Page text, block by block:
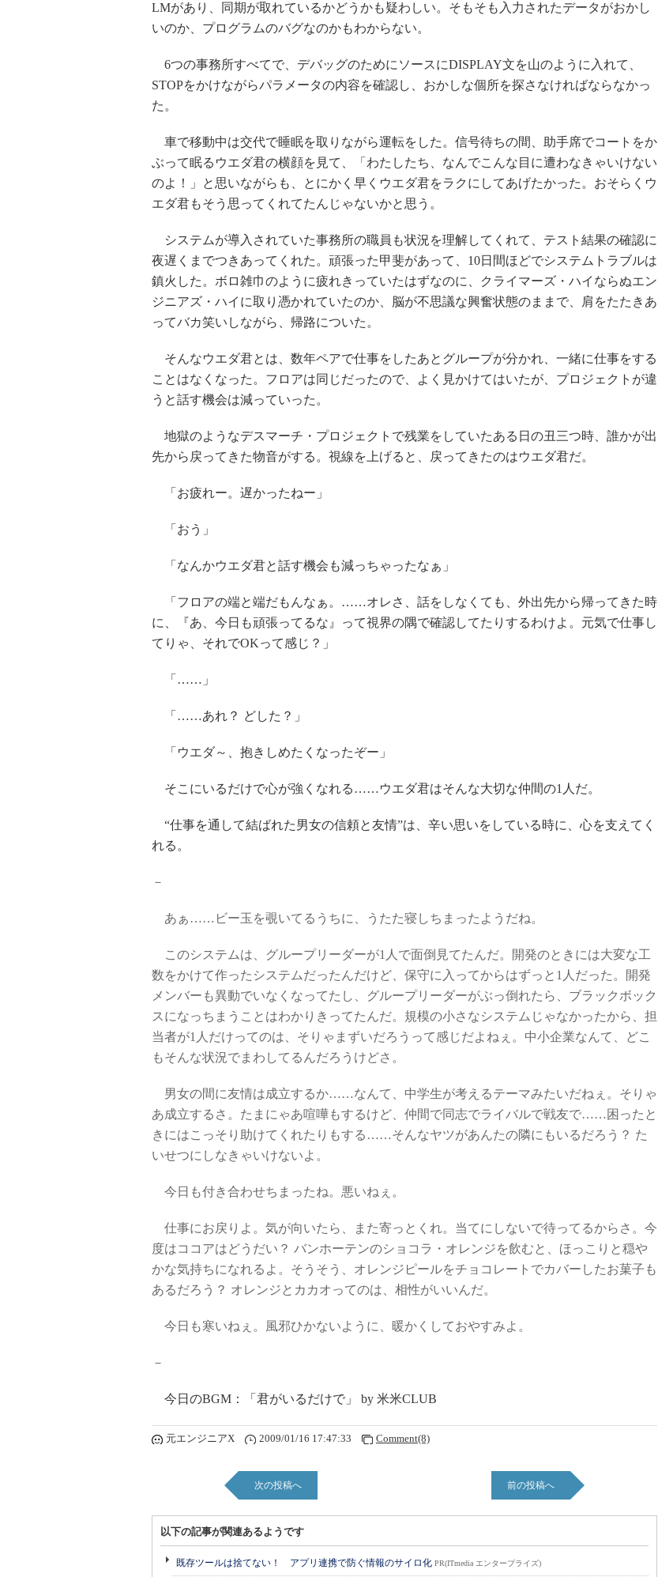
LMがあり、同期が取れているかどうかも疑わしい。そもそも入力されたデータがおかし
いのか、プログラムのバグなのかもわからない。
6つの事務所すべてで、デバッグのためにソースにDISPLAY文を山のように入れて、
STOPをかけながらパラメータの内容を確認し、おかしな個所を探さなければならなかっ
た。
車で移動中は交代で睡眠を取りながら運転をした。信号待ちの間、助手席でコートをか
ぶって眠るウエダ君の横顔を見て、「わたしたち、なんでこんな目に遭わなきゃいけない
のよ！」と思いながらも、とにかく早くウエダ君をラクにしてあげたかった。おそらくウ
エダ君もそう思ってくれてたんじゃないかと思う。
システムが導入されていた事務所の職員も状況を理解してくれて、テスト結果の確認に
夜遅くまでつきあってくれた。頑張った甲斐があって、10日間ほどでシステムトラブルは
鎮火した。ボロ雑巾のように疲れきっていたはずなのに、クライマーズ・ハイならぬエン
ジニアズ・ハイに取り憑かれていたのか、脳が不思議な興奮状態のままで、肩をたたきあ
ってバカ笑いしながら、帰路についた。
そんなウエダ君とは、数年ペアで仕事をしたあとグループが分かれ、一緒に仕事をする
ことはなくなった。フロアは同じだったので、よく見かけてはいたが、プロジェクトが違
うと話す機会は減っていった。
地獄のようなデスマーチ・プロジェクトで残業をしていたある日の丑三つ時、誰かが出
先から戻ってきた物音がする。視線を上げると、戻ってきたのはウエダ君だ。
「お疲れー。遅かったねー」
「おう」
「なんかウエダ君と話す機会も減っちゃったなぁ」
「フロアの端と端だもんなぁ。……オレさ、話をしなくても、外出先から帰ってきた時
に、『あ、今日も頑張ってるな』って視界の隅で確認してたりするわけよ。元気で仕事し
てりゃ、それでOKって感じ？」
「……」
「……あれ？ どした？」
「ウエダ～、抱きしめたくなったぞー」
そこにいるだけで心が強くなれる……ウエダ君はそんな大切な仲間の1人だ。
“仕事を通して結ばれた男女の信頼と友情”は、辛い思いをしている時に、心を支えてく
れる。
－
あぁ……ビー玉を覗いてるうちに、うたた寝しちまったようだね。
このシステムは、グループリーダーが1人で面倒見てたんだ。開発のときには大変な工
数をかけて作ったシステムだったんだけど、保守に入ってからはずっと1人だった。開発
メンバーも異動でいなくなってたし、グループリーダーがぶっ倒れたら、ブラックボック
スになっちまうことはわかりきってたんだ。規模の小さなシステムじゃなかったから、担
当者が1人だけってのは、そりゃまずいだろうって感じだよねぇ。中小企業なんて、どこ
もそんな状況でまわしてるんだろうけどさ。
男女の間に友情は成立するか……なんて、中学生が考えるテーマみたいだねぇ。そりゃ
あ成立するさ。たまにゃあ喧嘩もするけど、仲間で同志でライバルで戦友で……困ったと
きにはこっそり助けてくれたりもする……そんなヤツがあんたの隣にもいるだろう？ た
いせつにしなきゃいけないよ。
今日も付き合わせちまったね。悪いねぇ。
仕事にお戻りよ。気が向いたら、また寄っとくれ。当てにしないで待ってるからさ。今
度はココアはどうだい？ バンホーテンのショコラ・オレンジを飲むと、ほっこりと穏や
かな気持ちになれるよ。そうそう、オレンジピールをチョコレートでカバーしたお菓子も
あるだろう？ オレンジとカカオってのは、相性がいいんだ。
今日も寒いねぇ。風邪ひかないように、暖かくしておやすみよ。
－
今日のBGM：「君がいるだけで」 by 米米CLUB
元エンジニアX 2009/01/16 17:47:33 Comment(8)
次の投稿へ 前の投稿へ
以下の記事が関連あるようです
既存ツールは捨てない！ アプリ連携で防ぐ情報のサイロ化 PR(ITmedia エンタープライズ)